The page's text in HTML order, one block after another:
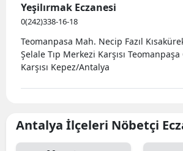
Yeşilırmak Eczanesi
0(242)338-16-18
Teomanpasa Mah. Necip Fazıl
Şelale Tıp Merkezi Karşısı
Karşısı Kepez/Antalya
Antalya İlçeleri Nöbetçi